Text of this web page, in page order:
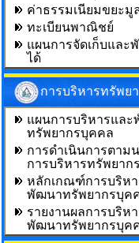
ค่าธรรมเนียมขยะมู
ทะเบียนพาณิชย์
แผนการจัดเก็บและ
ได้
การบริหารทรัพย
แผนการบริหารแล
ทรัพยากรบุคคล
การดำเนินการตาม
การบริหารทรัพยาก
หลักเกณฑ์การบริหา
พัฒนาทรัพยากรบุค
รายงานผลการบริห
พัฒนาทรัพยากรบุค